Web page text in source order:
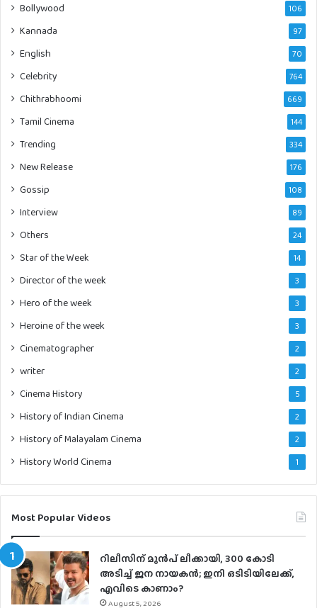
Bollywood 106
Kannada 97
English 70
Celebrity 764
Chithrabhoomi 669
Tamil Cinema 144
Trending 334
New Release 176
Gossip 108
Interview 89
Others 24
Star of the Week 14
Director of the week 3
Hero of the week 3
Heroine of the week 3
Cinematographer 2
writer 2
Cinema History 5
History of Indian Cinema 2
History of Malayalam Cinema 2
History World Cinema 1
Most Popular Videos
റിലീസിന് മുൻപ് ലീക്കായി, 300 കോടി
അടിച്ച് ജന നായകൻ; ഇനി ഒടിടിയിലേക്ക്,
എവിടെ കാണാം?
August 5, 2026